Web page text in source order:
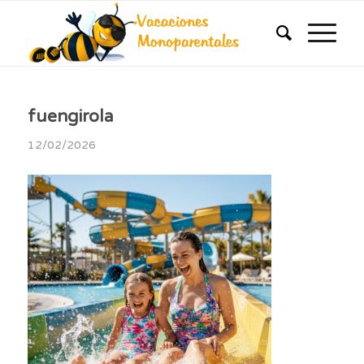
fuengirola
12/02/2026